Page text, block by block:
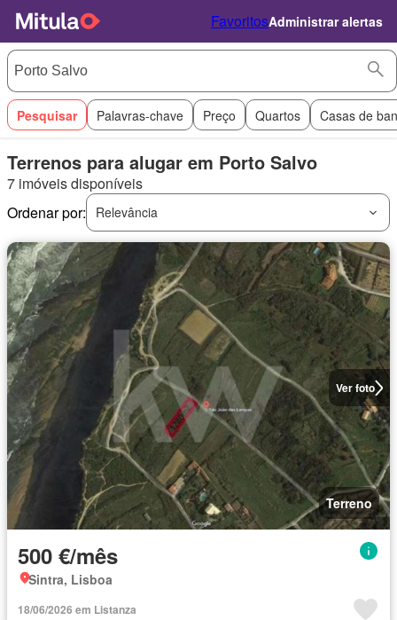
FavoritosAdministrar alertas
Pesquisar Palavras-chave Preço Quartos Casas de
Terrenos para alugar em Porto Salvo
7 imóveis disponíveis
Ordenar por:
Relevância
Ver foto
Terreno
500 €/mês
Sintra, Lisboa
18/06/2026 em Listanza